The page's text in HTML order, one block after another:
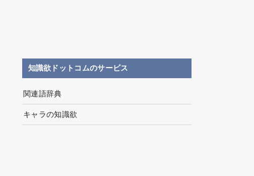
知識欲ドットコムのサービス
関連語辞典
キャラの知識欲